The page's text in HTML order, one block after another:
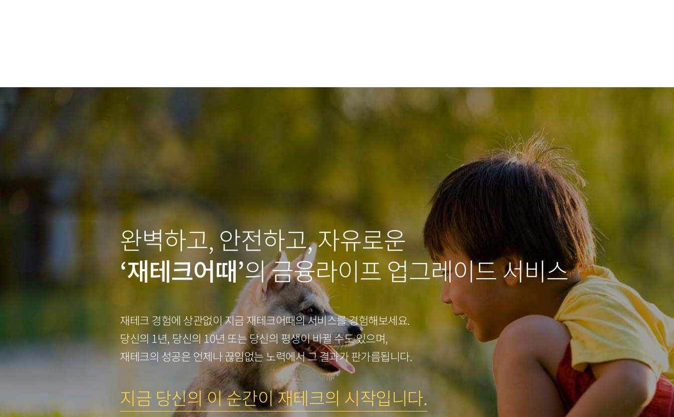
완벽하고, 안전하고, 자유로운
‘재테크어때’의 금융라이프 업그레이드 서비스
재테크 경험에 상관없이 지금 재테크어때의 서비스를 경험해보세요.
당신의 1년, 당신의 10년 또는 당신의 평생이 바뀔 수도 있으며,
재테크의 성공은 언제나 끊임없는 노력에서 그 결과가 판가름됩니다.
지금 당신의 이 순간이 재테크의 시작입니다.